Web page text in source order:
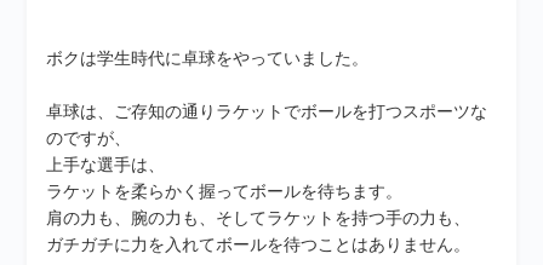
ボクは学生時代に卓球をやっていました。
卓球は、ご存知の通りラケットでボールを打つスポーツな
のですが、
上手な選手は、
ラケットを柔らかく握ってボールを待ちます。
肩の力も、腕の力も、そしてラケットを持つ手の力も、
ガチガチに力を入れてボールを待つことはありません。